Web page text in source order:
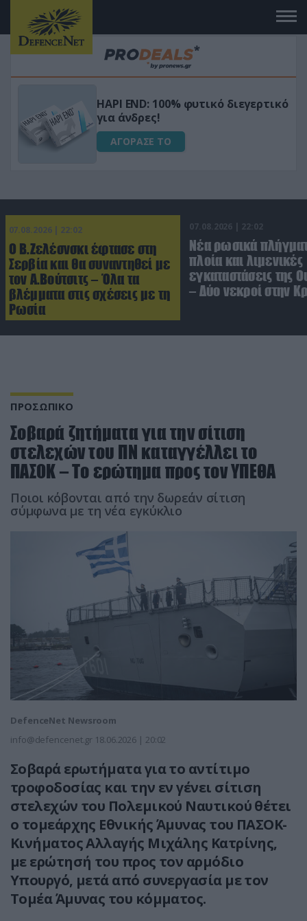
Μεταμόρφωσε τον κήπο σου με το
Ultra Box Μίνι Αλυσοπρίονο με
μπαταρία λιθίου
ΑΓΟΡΑΣΕ ΤΟ
07.08.2026 | 22:02
Ο Β.Ζελέσνσκι έφτασε στη
Σερβία και θα συναντηθεί με
τον Α.Βούτσιτς – Όλα τα
βλέμματα στις σχέσεις με τη
Ρωσία
07.08.2026 | 22:02
Νέα ρωσικά
πλοία και λιμενικές
εγκαταστάσεις της
– Δύο νεκροί στην
ΠΡΟΣΩΠΙΚΟ
Σοβαρά ζητήματα για την σίτιση
στελεχών του ΠΝ καταγγέλλει το
ΠΑΣΟΚ – Το ερώτημα προς τον ΥΠΕΘΑ
Ποιοι κόβονται από την δωρεάν σίτιση
σύμφωνα με τη νέα εγκύκλιο
DefenceNet Newsroom
info@defencenet.gr 18.06.2026 | 20:02
Σοβαρά ερωτήματα για το αντίτιμο
τροφοδοσίας και την εν γένει σίτιση
στελεχών του Πολεμικού Ναυτικού θέτει
ο τομεάρχης Εθνικής Άμυνας του ΠΑΣΟΚ-
Κινήματος Αλλαγής Μιχάλης Κατρίνης,
με ερώτησή του προς τον αρμόδιο
Υπουργό, μετά από συνεργασία με τον
Τομέα Άμυνας του κόμματος.